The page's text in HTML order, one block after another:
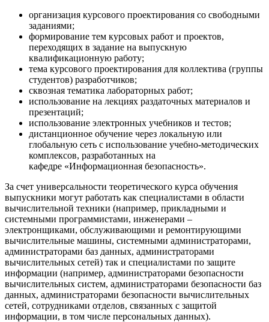
организация курсового проектирования со свободными
заданиями;
формирование тем курсовых работ и проектов,
переходящих в задание на выпускную
квалификационную работу;
тема курсового проектирования для коллектива (группы
студентов) разработчиков;
сквозная тематика лабораторных работ;
использование на лекциях раздаточных материалов и
презентаций;
использование электронных учебников и тестов;
дистанционное обучение через локальную или
глобальную сеть с использование учебно-методических
комплексов, разработанных на
кафедре «Информационная безопасность».
За счет универсальности теоретического курса обучения
выпускники могут работать как специалистами в области
вычислительной техники (например, прикладными и
системными программистами, инженерами –
электронщиками, обслуживающими и ремонтирующими
вычислительные машины, системными администраторами,
администраторами баз данных, администраторами
вычислительных сетей) так и специалистами по защите
информации (например, администраторами безопасности
вычислительных систем, администраторами безопасности баз
данных, администраторами безопасности вычислительных
сетей, сотрудниками отделов, связанных с защитой
информации, в том числе персональных данных).